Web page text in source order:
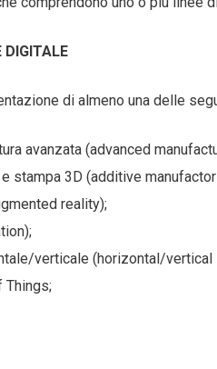
DIGITALE
di almeno una delle
avanzata (advanced
stampa 3D (additive
reality);
verticale (horizontal/vertical
Things;